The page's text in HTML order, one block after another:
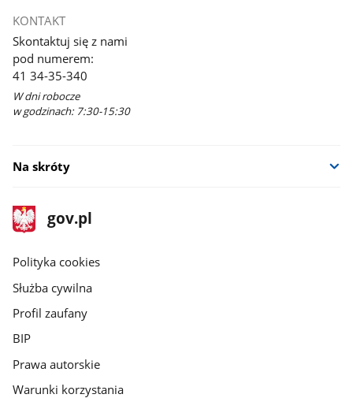
KONTAKT
Skontaktuj się z nami
pod numerem:
41 34-35-340
W dni robocze
w godzinach: 7:30-15:30
Na skróty
stopka
gov.pl
Strona
gov.pl
gov.pl
Polityka cookies
Służba cywilna
Profil zaufany
BIP
Prawa autorskie
Warunki korzystania